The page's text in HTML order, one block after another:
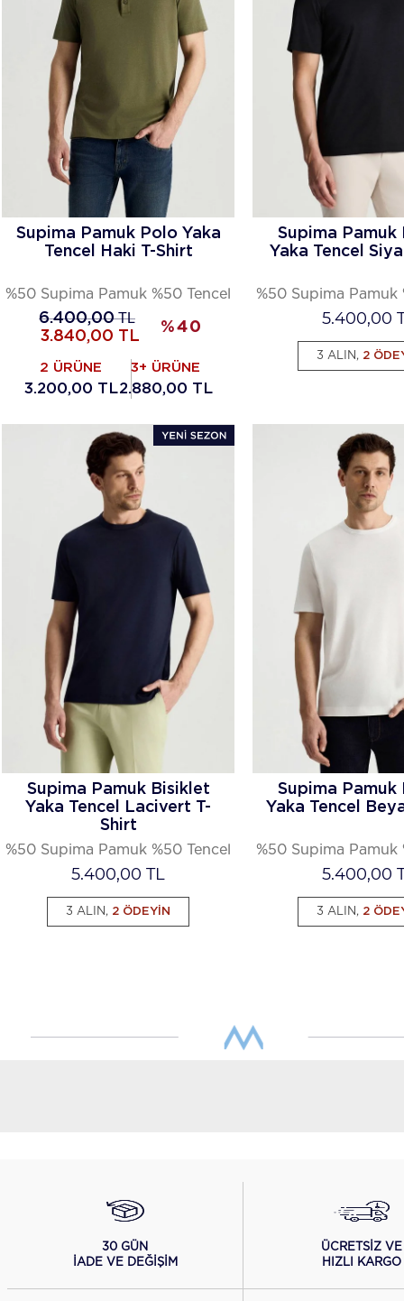
Supima Pamuk Polo Yaka
Tencel Haki T-Shirt
%50 Supima Pamuk %50 Tencel
6.400,00TL
3.840,00 TL
%40
2 ÜRÜNE
3.200,00 TL
3+ ÜRÜNE
2.880,00 TL
Supima Pamuk
Yaka Tencel
%50 Supima Pamuk
5.400,00
3 ALIN, 2
Supima Pamuk Bisiklet
Yaka Tencel Lacivert T-
Shirt
%50 Supima Pamuk %50 Tencel
5.400,00 TL
3 ALIN, 2 ÖDEYİN
Supima Pamuk
Yaka Tencel
%50 Supima Pamuk
5.400,00
3 ALIN, 2
30 GÜN
İADE VE DEĞİŞİM
ÜCRETSİZ VE
HIZLI KARGO